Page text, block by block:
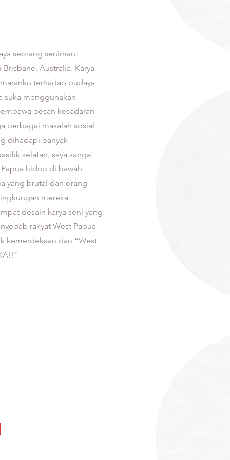
seorang seniman
Australia. Karya
terhadap budaya
suka menggunakan
pesan kesadaran
berbagai masalah sosial
dihadapi banyak
selatan, saya sangat
hidup di bawah
yang brutal dan orang-
mereka
desain karya seni yang
rakyat West Papua
kemerdekaan dan “West